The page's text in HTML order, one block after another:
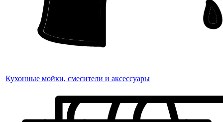
Кухонные мойки, смесители и аксессуары